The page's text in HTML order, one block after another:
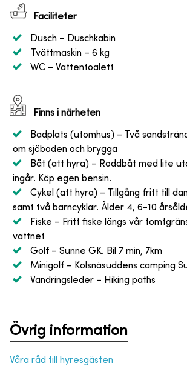
Faciliteter
Dusch – Duschkabin
Tvättmaskin – 6 kg
WC – Vattentoalett
Finns i närheten
Badplats (utomhus) – Två
om sjöboden och brygga
Båt (att hyra) – Roddbåt med lite
ingår. Köp egen bensin.
Cykel (att hyra) – Tillgång fritt till
samt två barncyklar. Ålder 4, 6-10
Fiske – Fritt fiske längs vår
vattnet
Golf – Sunne GK. Bil 7 min, 7km
Minigolf – Kolsnäsuddens camping
Vandringsleder – Hiking paths
Övrig information
Våra råd till hyresgästen